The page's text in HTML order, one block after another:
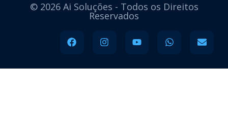
© 2026 Ai Soluções - Todos os Direitos
Reservados